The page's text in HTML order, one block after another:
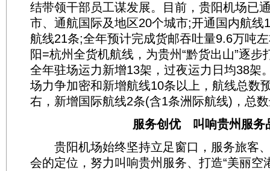
结带领干部员工谋发展。目前，贵阳机场已
市、通航国际及地区20个城市;开通国内航线
航线21条;全年预计完成货邮吞吐量9.6万吨
阳=杭州全货机航线，为贵州“黔货出山”逐步
全年驻场运力新增13架，过夜运力日均38架
场力争加密和新增航线10条以上，航线总数
右，新增国际航线2条(含1条洲际航线)，总
服务创优 叫响贵州服务
贵阳机场始终坚持立足窗口，服务旅客
会的定位，努力叫响贵州服务、打造“美丽空